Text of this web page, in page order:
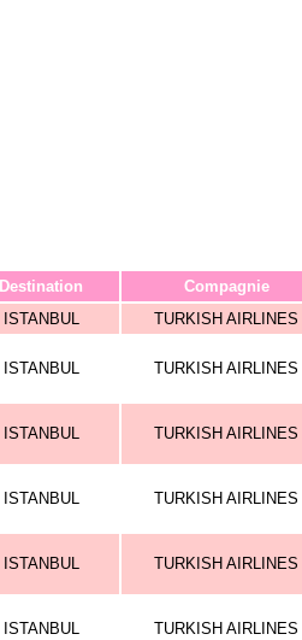
Destination Compagnie
ISTANBUL TURKISH AIRLINES
ISTANBUL TURKISH AIRLINES
ISTANBUL TURKISH AIRLINES
ISTANBUL TURKISH AIRLINES
ISTANBUL TURKISH AIRLINES
ISTANBUL TURKISH AIRLINES